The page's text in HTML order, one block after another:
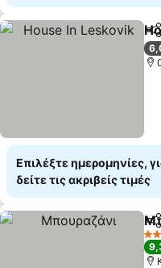
Επιλέξτε ημερομηνίες,
δείτε τις ακριβείς τιμές
3